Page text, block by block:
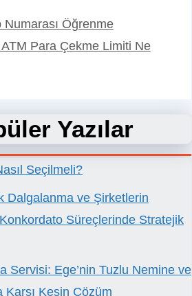
Öğrenme
Para Çekme Limiti Ne
Yazılar
Seçilmeli?
Dalgalanma ve Şirketlerin
Süreçlerinde Stratejik
Servisi: Ege’nin Tuzlu Nemine ve
Karşı Kesin Çözüm